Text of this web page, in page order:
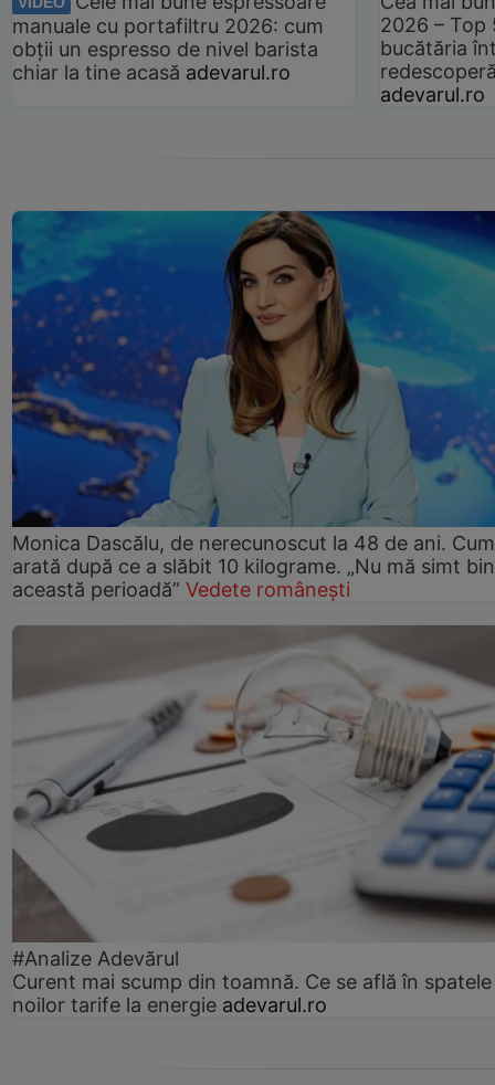
manuale cu portafiltru 2026: cum
obții un espresso de nivel barista
chiar la tine acasă adevarul.ro
2026 –
bucătăria
adevarul.ro
Monica Dascălu, de nerecunoscut la 48 de ani. Cum
arată după ce a slăbit 10 kilograme. „Nu mă simt
această perioadă” Vedete românești
#Analize Adevărul
Curent mai scump din toamnă. Ce se află în spatele
noilor tarife la energie adevarul.ro